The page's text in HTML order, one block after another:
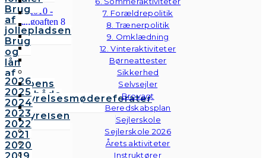
7. Forældrepolitik
8. Trænerpolitik
9. Omklædning
12. Vinteraktiviteter
Børneattester
Sikkerhed
Selvsejler
Brovagt
Beredskabsplan
Sejlerskole
Sejlerskole 2026
Årets aktiviteter
Instruktører
Brug
af
jollepladsen
Brug
og
lån
af
klubbens
følgebåde
Vedtægter
Bestyrelsen
Bestyrelsesmødereferater
2026
2025
2024
2023
2022
2021
2020